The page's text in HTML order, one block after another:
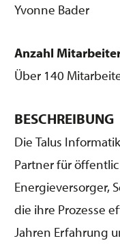
Yvonne Bader
Anzahl
Über 140
BESCHREIBUNG
Die Talus
Partner für
Energieversorger,
die ihre Prozesse
Jahren Erfahrung